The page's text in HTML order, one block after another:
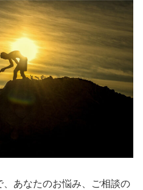
あなたのお悩み、ご相談の